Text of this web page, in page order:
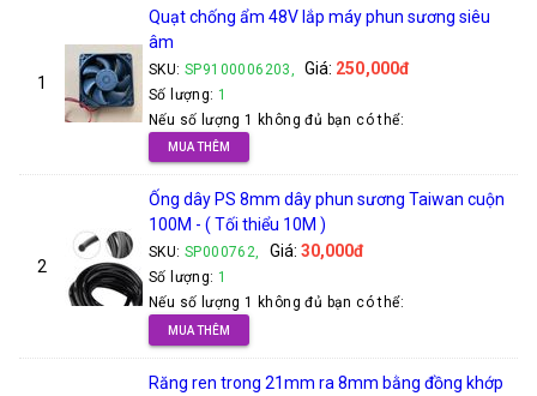
1
Quạt chống ẩm 48V lắp máy phun sương siêu
âm
SKU: SP9100006203, Giá: 250,000đ
Số lượng: 1
Nếu số lượng 1 không đủ bạn có thể:
MUA THÊM
2
Ống dây PS 8mm dây phun sương Taiwan cuộn
100M - ( Tối thiểu 10M )
SKU: SP000762, Giá: 30,000đ
Số lượng: 1
Nếu số lượng 1 không đủ bạn có thể:
MUA THÊM
Răng ren trong 21mm ra 8mm bằng đồng khớp